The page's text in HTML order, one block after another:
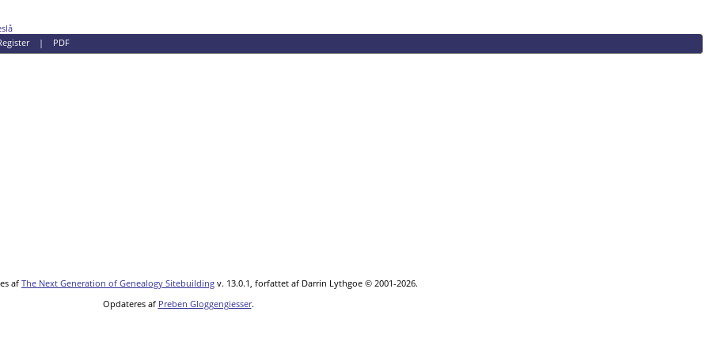
| PDF
afThe Next Generation of Genealogy Sitebuilding v. 13.0.1, forfattet af Darrin Lythgoe © 2001-2026.
Opdateres af Preben Gloggengiesser.